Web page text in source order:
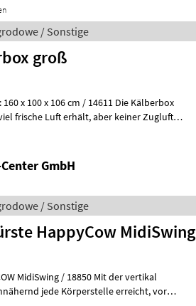
/ Sonstige
groß
x 106 cm / 14611 Die Kälberbox
GmbH
/ Sonstige
HappyCow MidiSwing
/ 18850 Mit der vertikal
jede Körperstelle erreicht, vor